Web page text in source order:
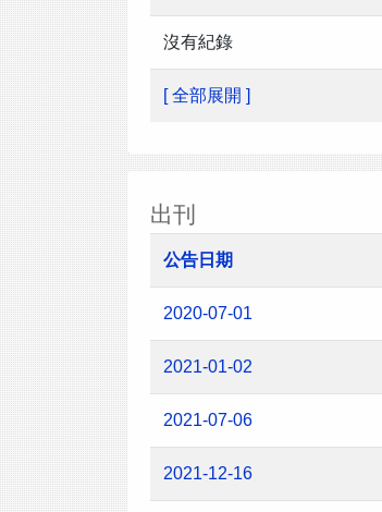
沒有紀錄
[ 全部展開 ]
出刊
公告日期
2020-07-01
2021-01-02
2021-07-06
2021-12-16